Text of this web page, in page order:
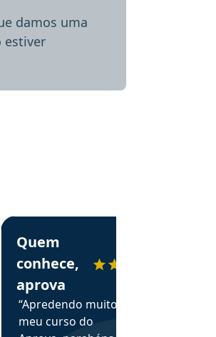
damos uma
estiver
em depoimento
Estudante Alessandra recomenda o Aprova
Quem
conhece,
aprova
“Apredendo muito no
meu curso do